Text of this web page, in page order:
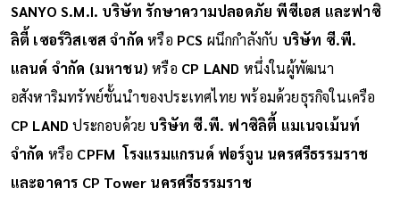
SANYO S.M.I. บริษัท รักษาความปลอดภัย พีซีเอส และฟาซิ
ลิตี้ เซอร์วิสเซส จำกัด หรือ PCS ผนึกกำลังกับ บริษัท ซี.พี.
แลนด์ จำกัด (มหาชน) หรือ CP LAND หนึ่งในผู้พัฒนา
อสังหาริมทรัพย์ชั้นนำของประเทศไทย พร้อมด้วยธุรกิจในเครือ
CP LAND ประกอบด้วย บริษัท ซี.พี. ฟาซิลิตี้ แมเนจเม้นท์
จำกัด หรือ CPFM โรงแรมแกรนด์ ฟอร์จูน นครศรีธรรมราช
และอาคาร CP Tower นครศรีธรรมราช